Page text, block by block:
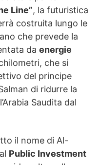
Line”, la futuristica
costruita lungo le
che prevede la
da energie
che si
del principe
di ridurre la
Saudita dal
il nome di Al-
Public Investment